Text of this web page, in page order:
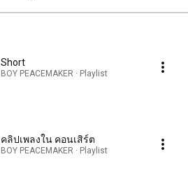
Short
BOY PEACEMAKER · Playlist
คลิปเพลงใน คอนเสิร์ต
BOY PEACEMAKER · Playlist